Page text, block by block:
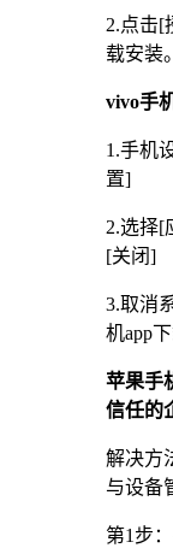
2.点击[
载安装。
vivo手
1.手机
置]
2.选择[
[关闭]
3.取消
机app
苹果手
信任的
解决方
与设备
第1步